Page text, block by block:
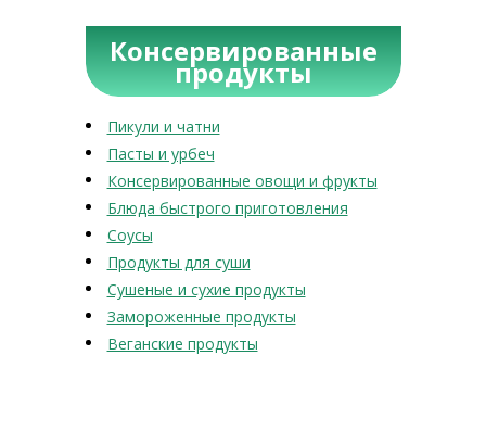
Консервированные
продукты
Пикули и чатни
Пасты и урбеч
Консервированные овощи и фрукты
Блюда быстрого приготовления
Соусы
Продукты для суши
Сушеные и сухие продукты
Замороженные продукты
Веганские продукты